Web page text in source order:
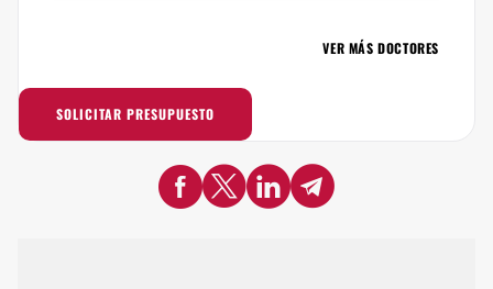
VER MÁS DOCTORES
SOLICITAR PRESUPUESTO